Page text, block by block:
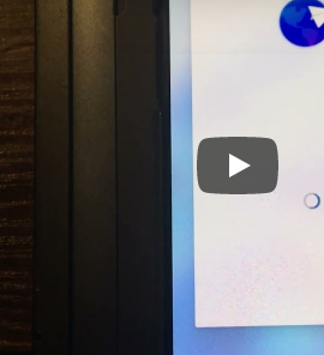
Play